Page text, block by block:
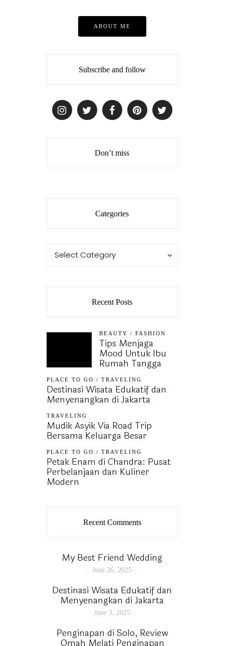
ABOUT ME
Subscribe and follow
Don’t miss
Categories
Categories
Select Category
Categories
Recent Posts
BEAUTY / FASHION
Tips Menjaga
Mood Untuk Ibu
Rumah Tangga
PLACE TO GO / TRAVELING
Destinasi Wisata Edukatif dan
Menyenangkan di Jakarta
TRAVELING
Mudik Asyik Via Road Trip
Bersama Keluarga Besar
PLACE TO GO / TRAVELING
Petak Enam di Chandra: Pusat
Perbelanjaan dan Kuliner
Modern
Recent Comments
My Best Friend Wedding
June 26, 2025
Destinasi Wisata Edukatif dan
Menyenangkan di Jakarta
June 3, 2025
Penginapan di Solo, Review
Omah Melati Penginapan